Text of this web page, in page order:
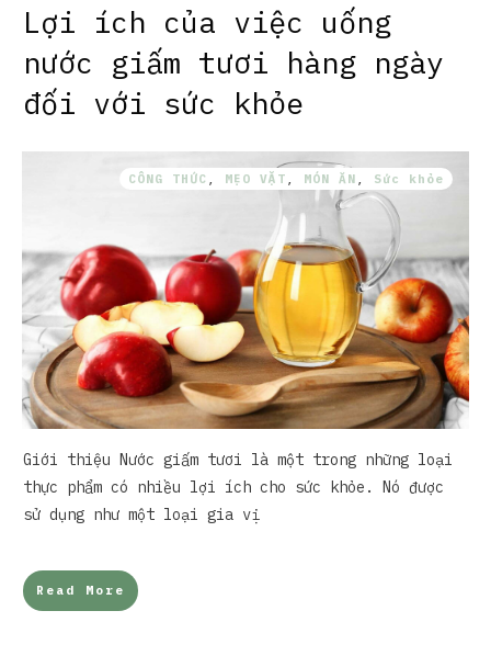
Lợi ích của việc uống
nước giấm tươi hàng ngày
đối với sức khỏe
CÔNG THỨC MẸO VẶT MÓN ĂN Sức khỏe
Giới thiệu Nước giấm tươi là một trong những loại
thực phẩm có nhiều lợi ích cho sức khỏe. Nó được
sử dụng như một loại gia vị
Read More